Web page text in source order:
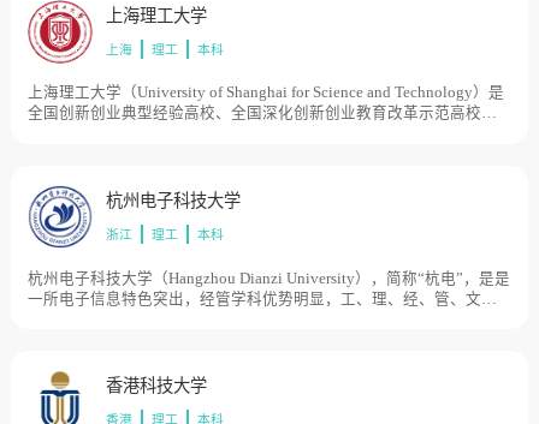
杭州船舶工业学校和浙江建材工业学校陆续并入浙江工业大学。2009
年6月，浙江省人民政府和教育部签订共建协议，学校进入省部共建高
校行列。2013年5月，学校成为国家“2011计划”首批认定的14家协同创
上海理工大学
上海 理工 本科
上海理工大学（University of Shanghai for Science and Technology）是
全国创新创业典型经验高校、全国深化创新创业教育改革示范高校，
校，1996年两校合并组建上海理工大学。1998年学校由原国家机械工
业部转入上海市管理。目前学校总体占地面积1000亩。
杭州电子科技大学
浙江 理工 本科
杭州电子科技大学（Hangzhou Dianzi University），简称“杭电”，是是
一所电子信息特色突出，经管学科优势明显，工、理、经、管、文、
工业学校等时期，1980年经国务院批准改建为杭州电子工业学院，先
后隶属于机械工业部、电子工业部和信息产业部等中央部委，2003年
香港科技大学
香港 理工 本科